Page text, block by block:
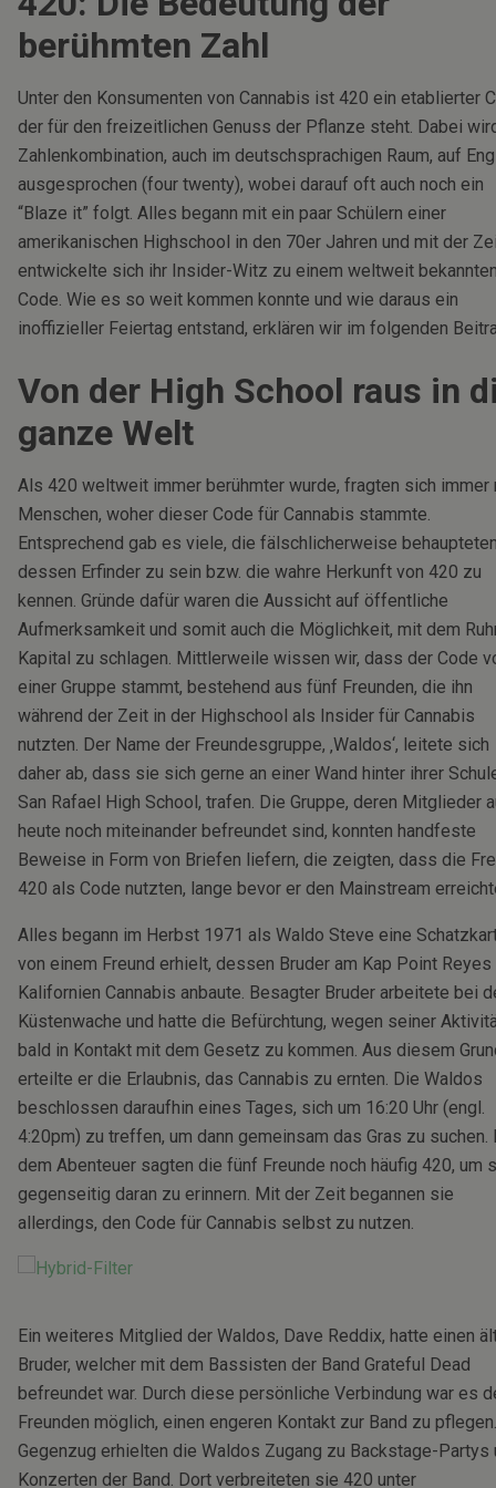
berühmten Zahl
Unter den Konsumenten von Cannabis ist 420 ein etablierter
der für den freizeitlichen Genuss der Pflanze steht. Dabei
Zahlenkombination, auch im deutschsprachigen Raum, auf
ausgesprochen (four twenty), wobei darauf oft auch noch ein
“Blaze it” folgt. Alles begann mit ein paar Schülern einer
amerikanischen Highschool in den 70er Jahren und mit der
entwickelte sich ihr Insider-Witz zu einem weltweit
Code. Wie es so weit kommen konnte und wie daraus ein
inoffizieller Feiertag entstand, erklären wir im folgenden
Von der High School raus in
ganze Welt
Als 420 weltweit immer berühmter wurde, fragten sich immer
Menschen, woher dieser Code für Cannabis stammte.
Entsprechend gab es viele, die fälschlicherweise
dessen Erfinder zu sein bzw. die wahre Herkunft von 420 zu
kennen. Gründe dafür waren die Aussicht auf öffentliche
Aufmerksamkeit und somit auch die Möglichkeit, mit dem
Kapital zu schlagen. Mittlerweile wissen wir, dass der Code
einer Gruppe stammt, bestehend aus fünf Freunden, die ihn
während der Zeit in der Highschool als Insider für Cannabis
nutzten. Der Name der Freundesgruppe, ‚Waldos‘, leitete sich
daher ab, dass sie sich gerne an einer Wand hinter ihrer
San Rafael High School, trafen. Die Gruppe, deren Mitglieder
heute noch miteinander befreundet sind, konnten handfeste
Beweise in Form von Briefen liefern, die zeigten, dass die
420 als Code nutzten, lange bevor er den Mainstream
Alles begann im Herbst 1971 als Waldo Steve eine
von einem Freund erhielt, dessen Bruder am Kap Point Reyes
Kalifornien Cannabis anbaute. Besagter Bruder arbeitete bei
Küstenwache und hatte die Befürchtung, wegen seiner
bald in Kontakt mit dem Gesetz zu kommen. Aus diesem
erteilte er die Erlaubnis, das Cannabis zu ernten. Die Waldos
beschlossen daraufhin eines Tages, sich um 16:20 Uhr (engl.
4:20pm) zu treffen, um dann gemeinsam das Gras zu suchen.
dem Abenteuer sagten die fünf Freunde noch häufig 420, um
gegenseitig daran zu erinnern. Mit der Zeit begannen sie
allerdings, den Code für Cannabis selbst zu nutzen.
Ein weiteres Mitglied der Waldos, Dave Reddix, hatte einen
Bruder, welcher mit dem Bassisten der Band Grateful Dead
befreundet war. Durch diese persönliche Verbindung war es
Freunden möglich, einen engeren Kontakt zur Band zu
Gegenzug erhielten die Waldos Zugang zu Backstage-Partys
Konzerten der Band. Dort verbreiteten sie 420 unter